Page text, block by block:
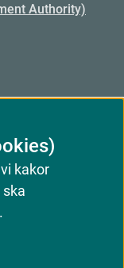
kakor
Authority)
51 50